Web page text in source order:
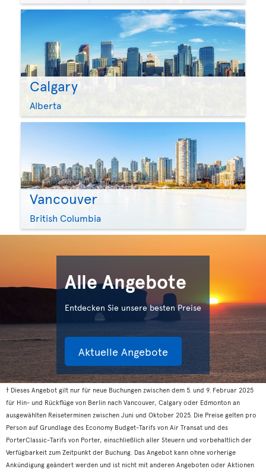
Calgary
Alberta
Vancouver
British Columbia
Alle Angebote
Entdecken Sie unsere besten Preise
Aktuelle Angebote
† Dieses Angebot gilt nur für neue Buchungen zwischen dem 5. und 9. Februar 2025
für Hin- und Rückflüge von Berlin nach Vancouver, Calgary oder Edmonton an
ausgewählten Reiseterminen zwischen Juni und Oktober 2025. Die Preise gelten pro
Person auf Grundlage des Economy Budget-Tarifs von Air Transat und des
PorterClassic-Tarifs von Porter, einschließlich aller Steuern und vorbehaltlich der
Verfügbarkeit zum Zeitpunkt der Buchung. Das Angebot kann ohne vorherige
Ankündigung geändert werden und ist nicht mit anderen Angeboten oder Aktionen